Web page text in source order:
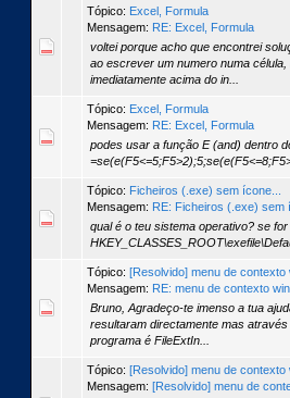
Tópico: Excel, Formula
Mensagem: RE: Excel, Formula
voltei porque acho que encontrei
ao escrever um numero numa
imediatamente acima do in...
Tópico: Excel, Formula
Mensagem: RE: Excel, Formula
podes usar a função E (and) dentro
Tópico: Ficheiros (.exe) sem ícone...
Mensagem: RE: Ficheiros (.exe) sem
qual é o teu sistema operativo? se
Tópico: [Resolvido] menu de contexto
Mensagem: RE: menu de contexto
Bruno, Agradeço-te imenso a tua
resultaram directamente mas
programa é FileExtIn...
Tópico: [Resolvido] menu de contexto
Mensagem: [Resolvido] menu de